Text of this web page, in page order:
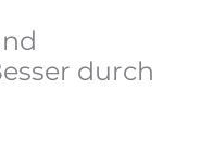
durch